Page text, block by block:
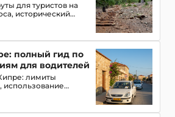
для туристов на
исторический
водные виды спорта и
полный гид по
лимиты
использование
турист